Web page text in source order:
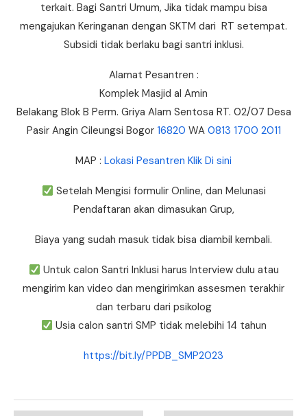
terkait. Bagi Santri Umum, Jika tidak mampu bisa
mengajukan Keringanan dengan SKTM dari RT setempat.
Subsidi tidak berlaku bagi santri inklusi.
Alamat Pesantren :
Komplek Masjid al Amin
Belakang Blok B Perm. Griya Alam Sentosa RT. 02/07 Desa
Pasir Angin Cileungsi Bogor 16820 WA 0813 1700 2011
MAP : Lokasi Pesantren Klik Di sini
Setelah Mengisi formulir Online, dan Melunasi
Pendaftaran akan dimasukan Grup,
Biaya yang sudah masuk tidak bisa diambil kembali.
Untuk calon Santri Inklusi harus Interview dulu atau
mengirim kan video dan mengirimkan assesmen terakhir
dan terbaru dari psikolog
Usia calon santri SMP tidak melebihi 14 tahun
https://bit.ly/PPDB_SMP2023